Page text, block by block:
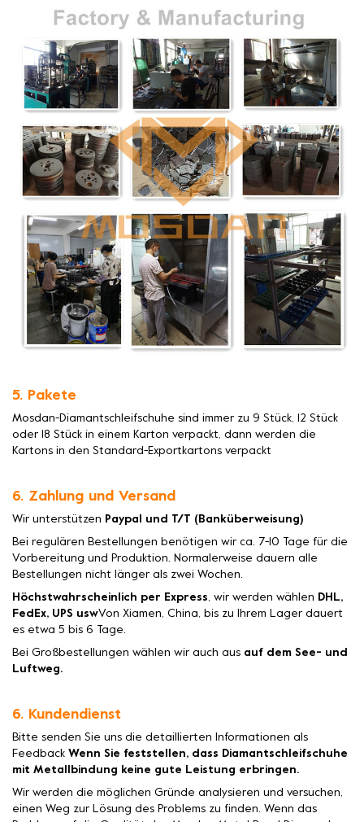
5. Pakete
Mosdan-Diamantschleifschuhe sind immer zu 9 Stück, 12 Stück
oder 18 Stück in einem Karton verpackt, dann werden die
Kartons in den Standard-Exportkartons verpackt
6. Zahlung und Versand
Wir unterstützen Paypal und T/T (Banküberweisung)
Bei regulären Bestellungen benötigen wir ca. 7-10 Tage für die
Vorbereitung und Produktion. Normalerweise dauern alle
Bestellungen nicht länger als zwei Wochen.
Höchstwahrscheinlich per Express, wir werden wählen DHL,
FedEx, UPS uswVon Xiamen, China, bis zu Ihrem Lager dauert
es etwa 5 bis 6 Tage.
Bei Großbestellungen wählen wir auch aus auf dem See- und
Luftweg.
6. Kundendienst
Bitte senden Sie uns die detaillierten Informationen als
Feedback Wenn Sie feststellen, dass Diamantschleifschuhe
mit Metallbindung keine gute Leistung erbringen.
Wir werden die möglichen Gründe analysieren und versuchen,
einen Weg zur Lösung des Problems zu finden. Wenn das